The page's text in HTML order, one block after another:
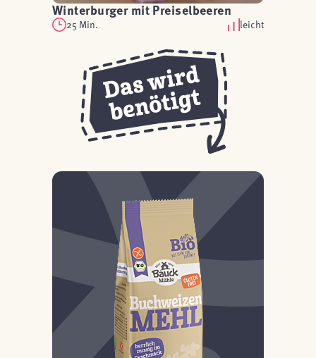
Winterburger mit Preiselbeeren
25 Min. leicht